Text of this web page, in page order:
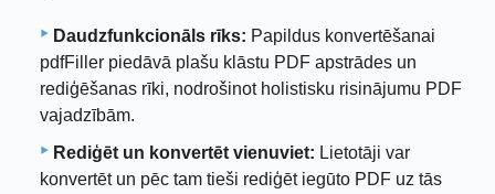
Daudzfunkcionāls rīks: Papildus konvertēšanai
pdfFiller piedāvā plašu klāstu PDF apstrādes un
rediģēšanas rīki, nodrošinot holistisku risinājumu PDF
vajadzībām.
Rediģēt un konvertēt vienuviet: Lietotāji var
konvertēt un pēc tam tieši rediģēt iegūto PDF uz tās